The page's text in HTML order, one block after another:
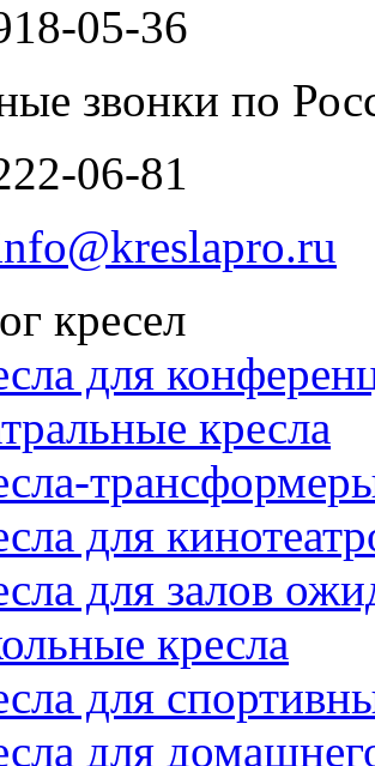
05-36
звонки по
06-81
кресел
для
кресла
для
для залов
кресла
для
для